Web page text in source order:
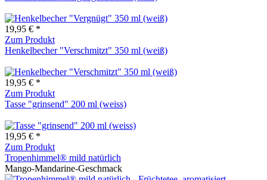
19,95 € *
Zum Produkt
Henkelbecher "Verschmitzt" 350 ml (weiß)
19,95 € *
Zum Produkt
Tasse "grinsend" 200 ml (weiss)
19,95 € *
Zum Produkt
Tropenhimmel® mild natürlich
Mango-Mandarine-Geschmack